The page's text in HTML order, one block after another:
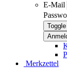
E-Mail
Merkzettel